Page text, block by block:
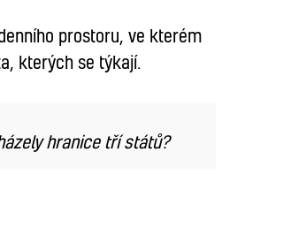
prostoru, ve kterém
kterých se týkají.
hranice tří států?